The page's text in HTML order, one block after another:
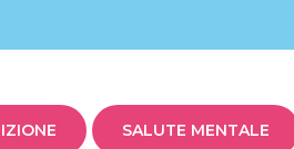
SALUTE MENTALE